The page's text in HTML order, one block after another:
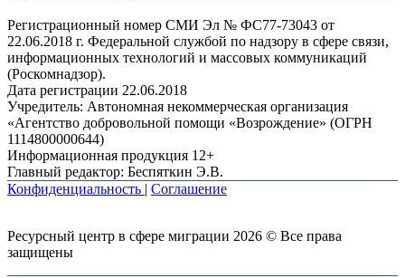
Регистрационный номер СМИ Эл № ФС77-73043 от
22.06.2018 г. Федеральной службой по надзору в сфере связи,
информационных технологий и массовых коммуникаций
(Роскомнадзор).
Дата регистрации 22.06.2018
Учредитель: Автономная некоммерческая организация
«Агентство добровольной помощи «Возрождение» (ОГРН
1114800000644)
Информационная продукция 12+
Главный редактор: Беспяткин Э.В.
Конфиденциальность | Соглашение
Ресурсный центр в сфере миграции 2026 © Все права
защищены